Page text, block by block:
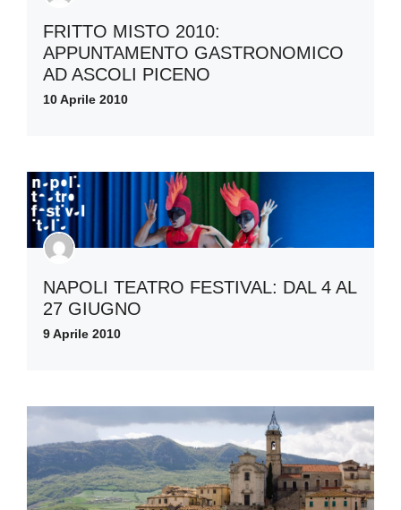
FRITTO MISTO 2010:
APPUNTAMENTO GASTRONOMICO
AD ASCOLI PICENO
10 Aprile 2010
NAPOLI TEATRO FESTIVAL: DAL 4 AL
27 GIUGNO
9 Aprile 2010